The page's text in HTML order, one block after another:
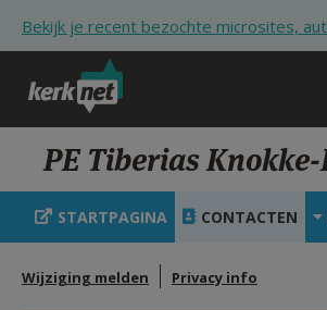
Bekijk je recent bezochte microsites,
STARTPAGINA
KERK
VIERINGEN
SHOP
PE Tiberias
STARTPAGINA CONTACTEN
Wijziging melden Privacy info